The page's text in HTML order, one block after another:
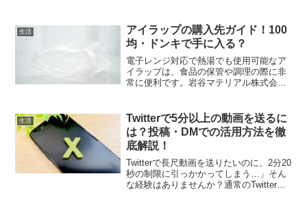
しています。なんだか出会い系サイトみ
たいでちょっといやらしい...
生活
アイラップの購入先ガイド！100
均・ドンキで手に入る？
電子レンジ対応で熱湯でも使用可能なア
イラップは、食品の保管や調理の際に非
常に便利です。岩谷マテリアル株式会社
「袋のラップ」とも称されることがあり
ます。また、防災バッグに...
生活
Twitterで5分以上の動画を送るに
は？投稿・DMでの活用方法を徹
底解説！
Twitterで長尺動画を送りたいのに、2分20
秒の制限に引っかかってしまう…」そん
な経験はありませんか？通常のTwitterア